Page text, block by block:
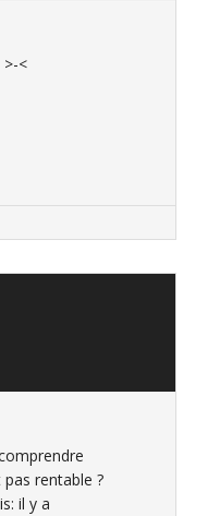
<
rentable ?
il y a